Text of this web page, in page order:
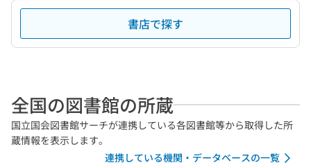
書店で探す
全国の図書館の所蔵
国立国会図書館サーチが連携している各図書館等から取得した所
蔵情報を表示します。
連携している機関・データベースの一覧